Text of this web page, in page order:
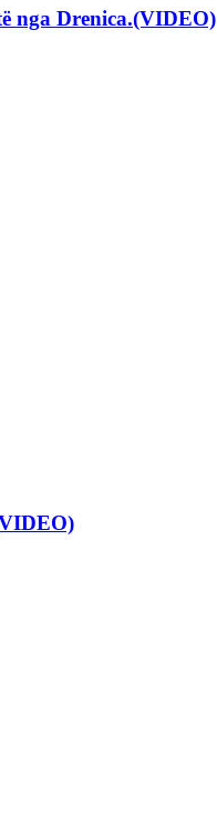
nga Drenica.(VIDEO)